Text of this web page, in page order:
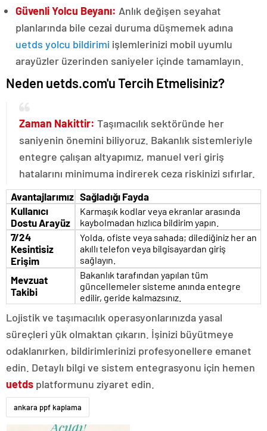
Güvenli Yolcu Beyanı: Anlık değişen seyahat
planlarında bile cezai duruma düşmemek adına
uetds yolcu bildirimi işlemlerinizi mobil uyumlu
arayüzler üzerinden saniyeler içinde tamamlayın.
Neden uetds.com'u Tercih Etmelisiniz?
Zaman Nakittir: Taşımacılık sektöründe her
saniyenin önemini biliyoruz. Bakanlık sistemleriyle
entegre çalışan altyapımız, manuel veri giriş
hatalarını minimuma indirerek ceza riskinizi sıfırlar.
Avantajlarımız Sağladığı Fayda
Kullanıcı
Dostu Arayüz
Karmaşık kodlar veya ekranlar arasında
kaybolmadan hızlıca bildirim yapın.
7/24
Kesintisiz
Erişim
Yolda, ofiste veya sahada; dilediğiniz her an
akıllı telefon veya bilgisayardan giriş
sağlayın.
Mevzuat
Takibi
Bakanlık tarafından yapılan tüm
güncellemeler sisteme anında entegre
edilir, geride kalmazsınız.
Lojistik ve taşımacılık operasyonlarınızda yasal
süreçleri yük olmaktan çıkarın. İşinizi büyütmeye
odaklanırken, bildirimlerinizi profesyonellere emanet
edin. Detaylı bilgi ve sistem entegrasyonu için hemen
uetds platformunu ziyaret edin.
ankara ppf kaplama